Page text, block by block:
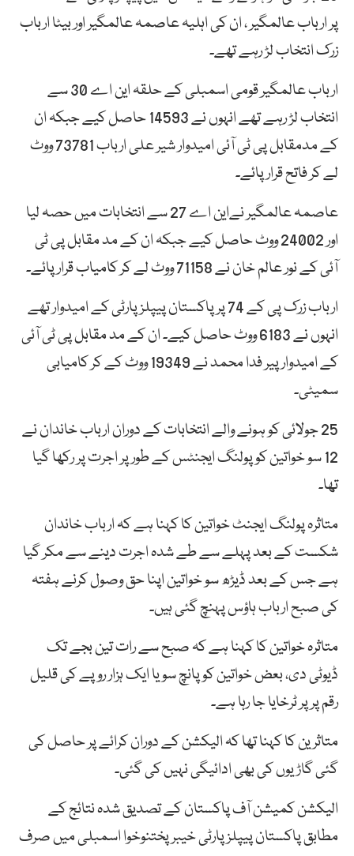
پر ارباب عالمگیر ، ان کی اہلیہ عاصمہ عالمگیر اور بیٹا ارباب
زرک انتخاب لڑ رہے تھے۔
ارباب عالمگیر قومی اسمبلی کے حلقہ این اے 30 سے
انتخاب لڑ رہے تھے انہوں نے 14593 حاصل کیے جبکہ ان
کے مدمقابل پی ٹی آئی امیدوار شیر علی ارباب 73781 ووٹ
لے کر فاتح قرار پائے۔
عاصمہ عالمگیر نےاین اے 27 سے انتخابات میں حصہ لیا
اور 24002 ووٹ حاصل کیے جبکہ ان کے مد مقابل پی ٹی
آئی کے نور عالم خان نے 71158 ووٹ لے کر کامیاب قرار پائے۔
ارباب زرک پی کے 74 پر پاکستان پیپلزپارٹی کے امیدوار تھے
انہوں نے 6183 ووٹ حاصل کیے۔ ان کے مد مقابل پی ٹی آئی
کے امیدوار پیر فدا محمد نے 19349 ووٹ کے کر کامیابی
سمیٹی۔
25 جولائی کو ہونے والے انتخابات کے دوران ارباب خاندان نے
12 سو خواتین کو پولنگ ایجنٹس کے طور پر اجرت پر رکھا گیا
تھا۔
متاثرہ پولنگ ایجنٹ خواتین کا کہنا ہے کہ ارباب خاندان
شکست کے بعد پہلے سے طے شدہ اجرت دینے سے مکر گیا
ہے جس کے بعد ڈیڑھ سو خواتین اپنا حق وصول کرنے ہفتہ
کی صبح ارباب ہاؤس پہنچ گئی ہیں۔
متاثرہ خواتین کا کہنا ہے کہ صبح سے رات تین بجے تک
ڈیوٹی دی، بعض خواتین کو پانچ سو یا ایک ہزار روپے کی قلیل
رقم پر پر ٹرخایا جا رہا ہے۔
متاثرین کا کہنا تھا کہ الیکشن کے دوران کرائے پر حاصل کی
گئی گاڑیوں کی بھی ادائیگی نہیں کی گئی۔
الیکشن کمیشن آف پاکستان کے تصدیق شدہ نتائج کے
مطابق پاکستان پیپلزپارٹی خیبرپختنوخوا اسمبلی میں صرف